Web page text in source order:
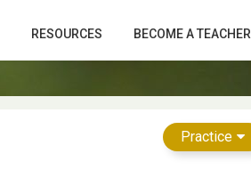
RESOURCES BECOME A TEACHER
Practice